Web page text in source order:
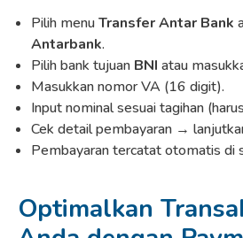
Pilih menuTransfer Antar Bank
Antarbank.
Pilih bank tujuan BNI atau
Masukkan nomor VA (16 digit).
Input nominal sesuai tagihan
Cek detail pembayaran →
Pembayaran tercatat otomatis di
Optimalkan